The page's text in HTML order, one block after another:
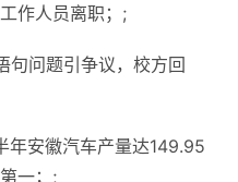
作人员离职；;
句问题引争议，校方回
年安徽汽车产量达149.95
一；;